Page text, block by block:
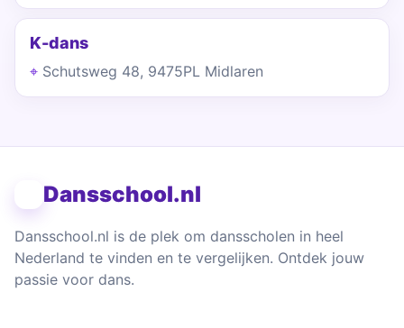
K-dans
Schutsweg 48, 9475PL Midlaren
Dansschool.nl
Dansschool.nl is de plek om dansscholen in heel
Nederland te vinden en te vergelijken. Ontdek jouw
passie voor dans.